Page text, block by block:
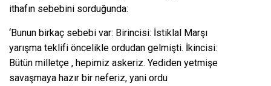
ithafın sebebini sorduğunda:
‘Bunun birkaç sebebi var: Birincisi: İstiklal Marşı
yarışma teklifi öncelikle ordudan gelmişti. İkincisi:
Bütün milletçe , hepimiz askeriz. Yediden yetmişe
savaşmaya hazır bir neferiz, yani ordu